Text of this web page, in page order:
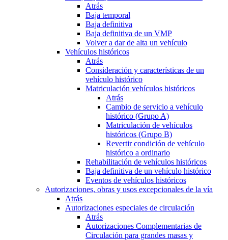
Atrás
Baja temporal
Baja definitiva
Baja definitiva de un VMP
Volver a dar de alta un vehículo
Vehículos históricos
Atrás
Consideración y características de un
vehículo histórico
Matriculación vehículos históricos
Atrás
Cambio de servicio a vehículo
histórico (Grupo A)
Matriculación de vehículos
históricos (Grupo B)
Revertir condición de vehículo
histórico a ordinario
Rehabilitación de vehículos históricos
Baja definitiva de un vehículo histórico
Eventos de vehículos históricos
Autorizaciones, obras y usos excepcionales de la vía
Atrás
Autorizaciones especiales de circulación
Atrás
Autorizaciones Complementarias de
Circulación para grandes masas y